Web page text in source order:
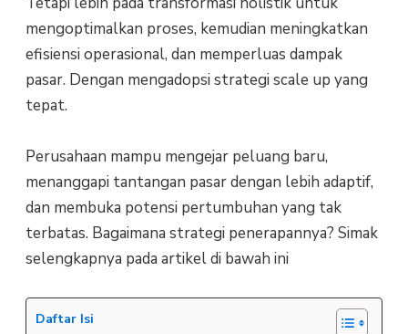
mengoptimalkan proses, kemudian meningkatkan
efisiensi operasional, dan memperluas dampak
pasar. Dengan mengadopsi strategi scale up yang
tepat.
Perusahaan mampu mengejar peluang baru,
menanggapi tantangan pasar dengan lebih adaptif,
dan membuka potensi pertumbuhan yang tak
terbatas. Bagaimana strategi penerapannya? Simak
selengkapnya pada artikel di bawah ini
Daftar Isi